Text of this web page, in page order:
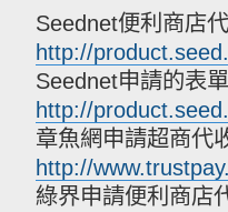
Seednet便利商店
http://
Seednet申請的表
http://
章魚網申請超商代
http://
綠界申請便利商店